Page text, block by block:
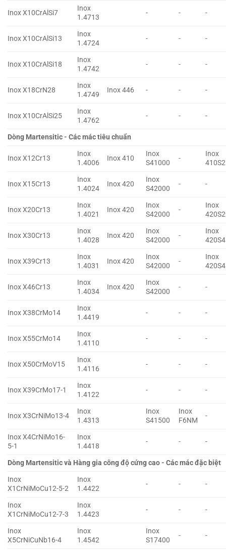
Inox X10CrAlSi7
Inox
1.4713
- - -
Inox X10CrAlSi13
Inox
1.4724
- - -
Inox X10CrAlSi18
Inox
1.4742
- - -
Inox X18CrN28
Inox
1.4749
Inox 446 - - -
Inox X10CrAlSi25
Inox
1.4762
- - -
Dòng Martensitic - Các mác tiêu chuẩn
Inox X12Cr13
Inox
1.4006
Inox 410
Inox
S41000
-
Inox
Inox X15Cr13
Inox
1.4024
Inox 420
Inox
S42000
- -
Inox X20Cr13
Inox
1.4021
Inox 420
Inox
S42000
-
Inox
Inox X30Cr13
Inox
1.4028
Inox 420
Inox
S42000
-
Inox
Inox X39Cr13
Inox
1.4031
Inox 420
Inox
S42000
-
Inox
Inox X46Cr13
Inox
1.4034
Inox 420
Inox
S42000
- -
Inox X38CrMo14
Inox
1.4419
- - -
Inox X55CrMo14
Inox
1.4110
- - -
Inox X50CrMoV15
Inox
1.4116
- - -
Inox X39CrMo17-1
Inox
1.4122
- - -
Inox X3CrNiMo13-4
Inox
1.4313
Inox
S41500
Inox
F6NM
-
Inox X4CrNiMo16-
5-1
Inox
1.4418
- - -
Dòng Martensitic và Hàng gia công độ cứng cao - Các mác đặc biệt
Inox
X1CrNiMoCu12-5-2
Inox
1.4422
- - -
Inox
X1CrNiMoCu12-7-3
Inox
1.4423
- - -
Inox
X5CrNiCuNb16-4
Inox
1.4542
Inox
S17400
- -